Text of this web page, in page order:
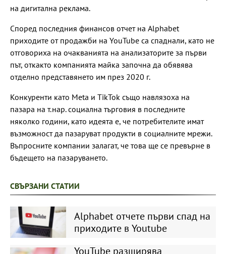
на дигитална реклама.
Според последния финансов отчет на Alphabet
приходите от продажби на YouTube са спаднали, като не
отговориха на очакванията на анализаторите за първи
път, откакто компанията майка започна да обявява
отделно представянето им през 2020 г.
Конкуренти като Meta и TikTok също навлязоха на
пазара на т.нар. социална търговия в последните
няколко години, като идеята е, че потребителите имат
възможност да пазаруват продукти в социалните мрежи.
Въпросните компании залагат, че това ще се превърне в
бъдещето на пазаруването.
СВЪРЗАНИ СТАТИИ
Alphabet отчете първи спад на
приходите в Youtube
YouTube разширява